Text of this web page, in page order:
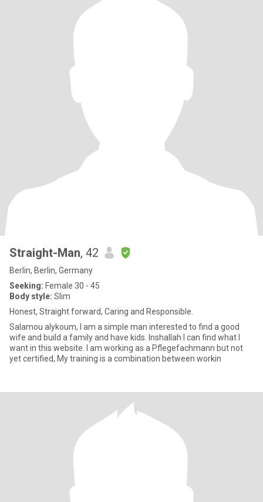
Straight-Man, 42
Berlin, Berlin, Germany
Seeking: Female 30 - 45
Body style: Slim
Honest, Straight forward, Caring and Responsible.
Salamou alykoum, I am a simple man interested to find a good
wife and build a family and have kids. Inshallah I can find what I
want in this website. I am working as a Pflegefachmann but not
yet certified, My training is a combination between workin